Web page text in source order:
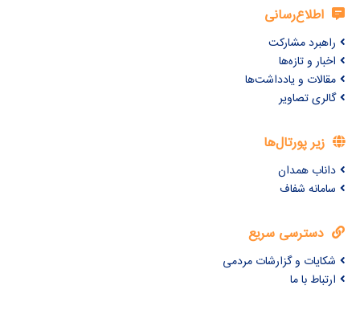
اطلاع‌رسانی
راهبرد مشارکت
اخبار و تازه‌ها
مقالات و یادداشت‌ها
گالری تصاویر
زیر پورتال‌ها
داناب همدان
سامانه شفاف
دسترسی سریع
شکایات و گزارشات مردمی
ارتباط با ما